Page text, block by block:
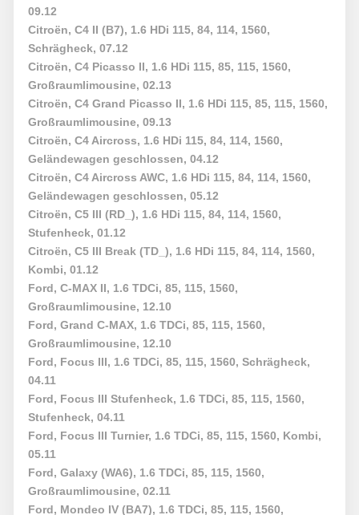
09.12
Citroën, C4 II (B7), 1.6 HDi 115, 84, 114, 1560,
Schrägheck, 07.12
Citroën, C4 Picasso II, 1.6 HDi 115, 85, 115, 1560,
Großraumlimousine, 02.13
Citroën, C4 Grand Picasso II, 1.6 HDi 115, 85, 115, 1560,
Großraumlimousine, 09.13
Citroën, C4 Aircross, 1.6 HDi 115, 84, 114, 1560,
Geländewagen geschlossen, 04.12
Citroën, C4 Aircross AWC, 1.6 HDi 115, 84, 114, 1560,
Geländewagen geschlossen, 05.12
Citroën, C5 III (RD_), 1.6 HDi 115, 84, 114, 1560,
Stufenheck, 01.12
Citroën, C5 III Break (TD_), 1.6 HDi 115, 84, 114, 1560,
Kombi, 01.12
Ford, C-MAX II, 1.6 TDCi, 85, 115, 1560,
Großraumlimousine, 12.10
Ford, Grand C-MAX, 1.6 TDCi, 85, 115, 1560,
Großraumlimousine, 12.10
Ford, Focus III, 1.6 TDCi, 85, 115, 1560, Schrägheck,
04.11
Ford, Focus III Stufenheck, 1.6 TDCi, 85, 115, 1560,
Stufenheck, 04.11
Ford, Focus III Turnier, 1.6 TDCi, 85, 115, 1560, Kombi,
05.11
Ford, Galaxy (WA6), 1.6 TDCi, 85, 115, 1560,
Großraumlimousine, 02.11
Ford, Mondeo IV (BA7), 1.6 TDCi, 85, 115, 1560,